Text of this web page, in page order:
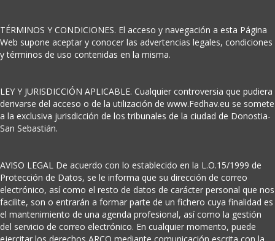
TÉRMINOS Y CONDICIONES. El acceso y navegación a esta Página
Web supone aceptar y conocer las advertencias legales, condiciones
y términos de uso contenidas en la misma.
LEY Y JURISDICCIÓN APLICABLE. Cualquier controversia que pudiera
derivarse del acceso o de la utilización de www.Fedhav.eu se somete
a la exclusiva jurisdicción de los tribunales de la ciudad de Donostia-
San Sebastián.
AVISO LEGAL De acuerdo con lo establecido en la L.O.15/1999 de
Protección de Datos, se le informa que su dirección de correo
electrónico, así como el resto de datos de carácter personal que nos
facilite, son o entrarán a formar parte de un fichero cuya finalidad es
el mantenimiento de una agenda profesional, así como la gestión
del servicio de correo electrónico. En cualquier momento, puede